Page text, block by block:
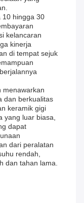
10 hingga 30
kelancaran
kinerja
di tempat sejuk
menawarkan
dan berkualitas
keramik gigi
yang luar biasa,
dapat
dari peralatan
rendah,
dan tahan lama.